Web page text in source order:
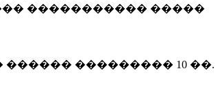
����������� �����
������ ��������� 10 ��.